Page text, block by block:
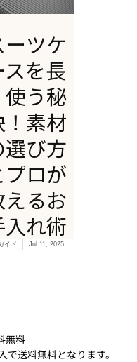
ーツケ
スを長
使う秘
！素材
選び方
プロが
るお
入れ術
イド Jul 11, 2025
無料
送料無料となります。